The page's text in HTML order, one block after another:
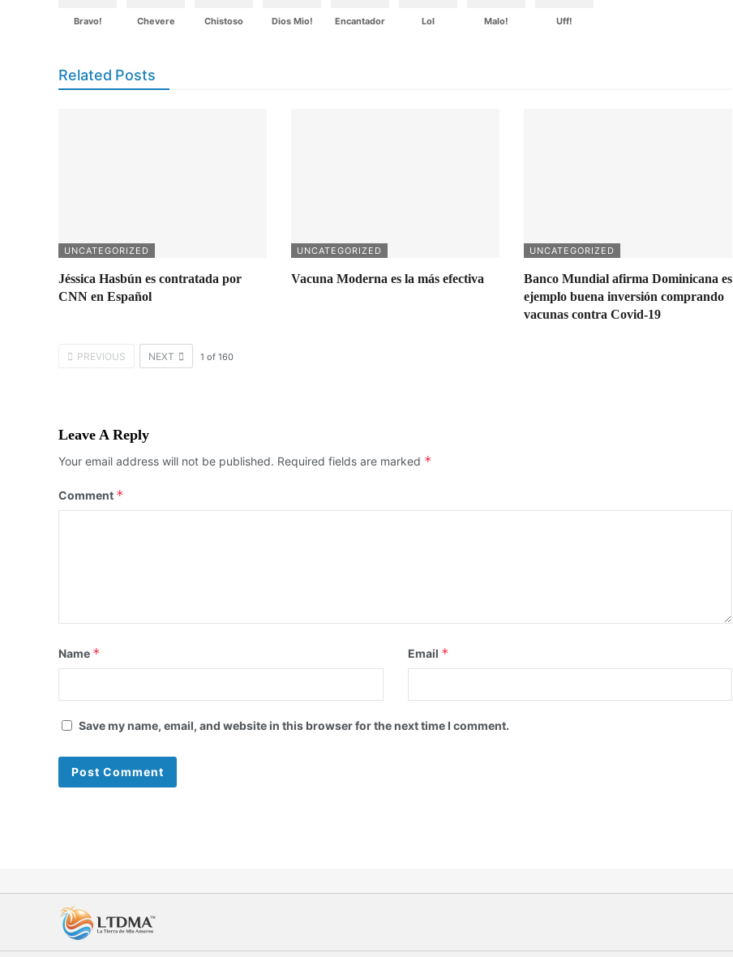
Bravo! Chevere Chistoso Dios Mio! Encantador Lol Malo! Uff!
Related Posts
UNCATEGORIZED
Jéssica Hasbún es contratada por
CNN en Español
UNCATEGORIZED
Vacuna Moderna es la más efectiva
UNCATEGORIZED
Banco Mundial afirma Dominicana es
ejemplo buena inversión comprando
vacunas contra Covid-19
PREVIOUS NEXT 1 of 160
Leave A Reply
Your email address will not be published. Required fields are marked *
Comment *
Name * Email *
Save my name, email, and website in this browser for the next time I comment.